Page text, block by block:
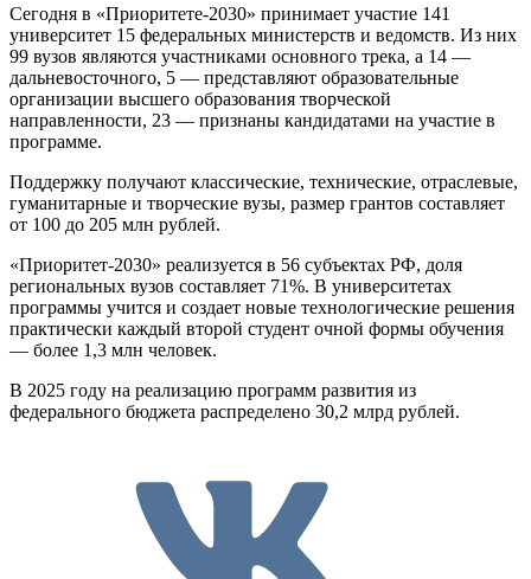
Сегодня в «Приоритете-2030» принимает участие 141
университет 15 федеральных министерств и ведомств. Из них
99 вузов являются участниками основного трека, а 14 —
дальневосточного, 5 — представляют образовательные
организации высшего образования творческой
направленности, 23 — признаны кандидатами на участие в
программе.
Поддержку получают классические, технические, отраслевые,
гуманитарные и творческие вузы, размер грантов составляет
от 100 до 205 млн рублей.
«Приоритет-2030» реализуется в 56 субъектах РФ, доля
региональных вузов составляет 71%. В университетах
программы учится и создает новые технологические решения
практически каждый второй студент очной формы обучения
— более 1,3 млн человек.
В 2025 году на реализацию программ развития из
федерального бюджета распределено 30,2 млрд рублей.